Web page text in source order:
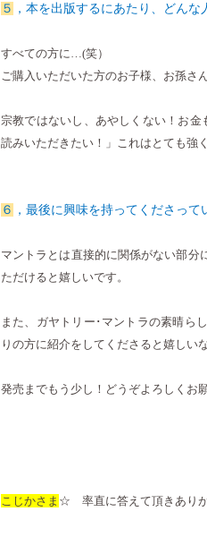
５ ，本を出版するにあたり、どん
すべての方に… (笑）
ご購入いただいた方のお子様、お孫さ
宗教ではないし、あやしくない！お
読みいただきたい！」これはとても強
６ ，最後に興味を持ってくださって
マントラとは直接的に関係がない部分
ただけると嬉しいです。
また、ガヤトリー･マントラの素晴ら
りの方に紹介をしてくださると嬉しい
発売までもう少し！どうぞよろしくお
こじかさま ☆ 率直に答えて頂きありが